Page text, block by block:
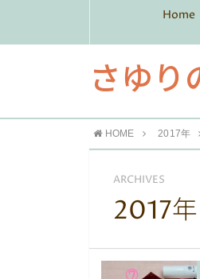
Home
さゆ
HOME 2017年
ARCHIVES
2017